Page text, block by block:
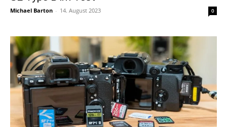
Michael Barton - 14. August 2023 0